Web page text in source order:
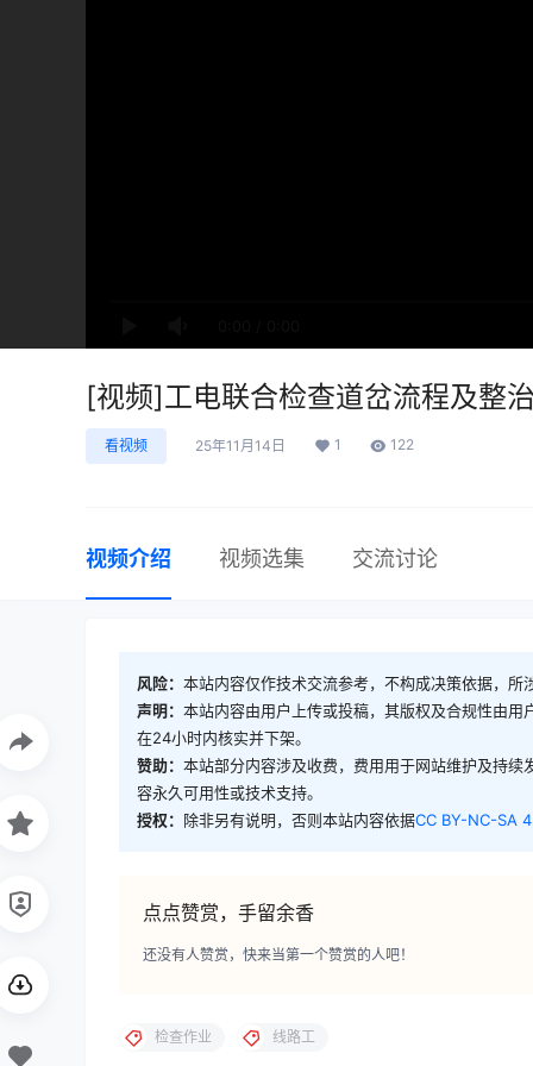
[视频]工电联合检查道岔流程及整
看视频 25年11月14日 1 122
视频介绍 视频选集 交流讨论
风险： 本站内容仅作技术交流参考，不构成决策依据，所
声明： 本站内容由用户上传或投稿，其版权及合规性由
在24小时内核实并下架。
赞助： 本站部分内容涉及收费，费用用于网站维护及持
容永久可用性或技术支持。
授权： 除非另有说明，否则本站内容依据CC BY-NC-SA
点点赞赏，手留余香
还没有人赞赏，快来当第一个赞赏的人吧！
检查作业 线路工